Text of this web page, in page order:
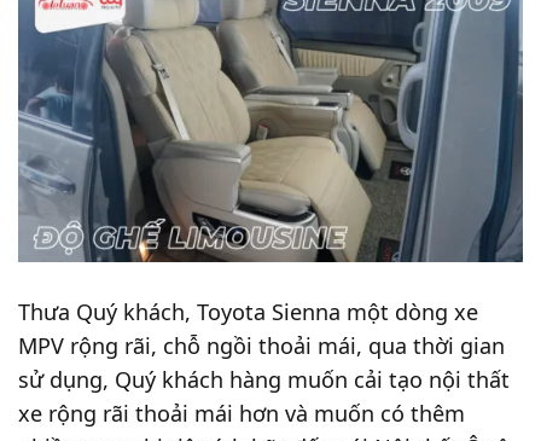
Thưa Quý khách, Toyota Sienna một dòng xe
MPV rộng rãi, chỗ ngồi thoải mái, qua thời gian
sử dụng, Quý khách hàng muốn cải tạo nội thất
xe rộng rãi thoải mái hơn và muốn có thêm